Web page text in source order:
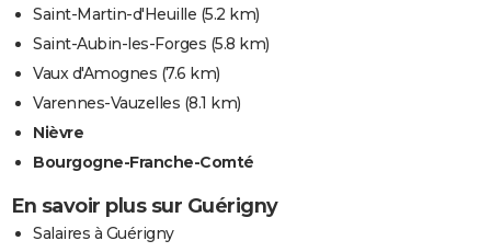
Saint-Martin-d'Heuille (5.2 km)
Saint-Aubin-les-Forges (5.8 km)
Vaux d'Amognes (7.6 km)
Varennes-Vauzelles (8.1 km)
Nièvre
Bourgogne-Franche-Comté
En savoir plus sur Guérigny
Salaires à Guérigny